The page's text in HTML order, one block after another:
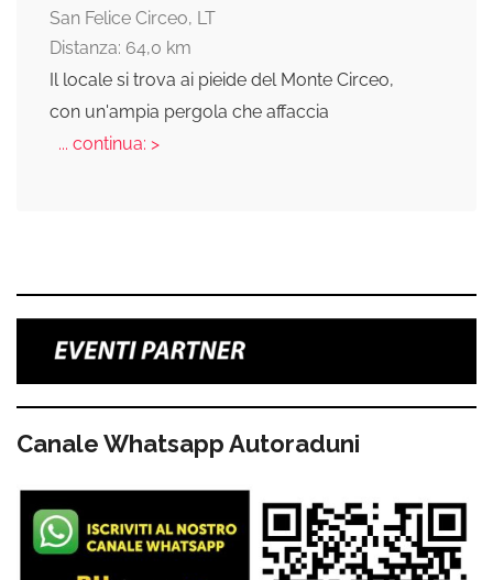
San Felice Circeo, LT
Distanza: 64,0 km
Il locale si trova ai pieide del Monte Circeo,
con un'ampia pergola che affaccia
... continua: >
Canale Whatsapp Autoraduni